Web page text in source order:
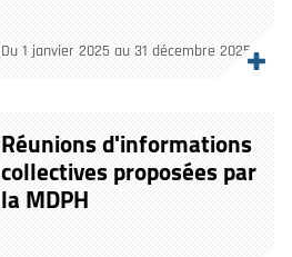
Du 1 janvier 2025 au 31 décembre 2025
Réunions d'informations
collectives proposées par
la MDPH